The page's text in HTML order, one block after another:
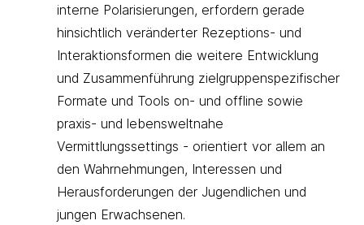
interne Polarisierungen, erfordern gerade
hinsichtlich veränderter Rezeptions- und
Interaktionsformen die weitere Entwicklung
und Zusammenführung zielgruppenspezifischer
Formate und Tools on- und offline sowie
praxis- und lebensweltnahe
Vermittlungssettings - orientiert vor allem an
den Wahrnehmungen, Interessen und
Herausforderungen der Jugendlichen und
jungen Erwachsenen.